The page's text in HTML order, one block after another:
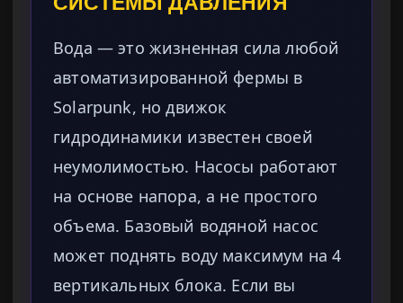
Вода — это жизненная сила любой
автоматизированной фермы в
Solarpunk, но движок
гидродинамики известен своей
неумолимостью. Насосы работают
на основе напора, а не простого
объема. Базовый водяной насос
может поднять воду максимум на 4
вертикальных блока. Если вы